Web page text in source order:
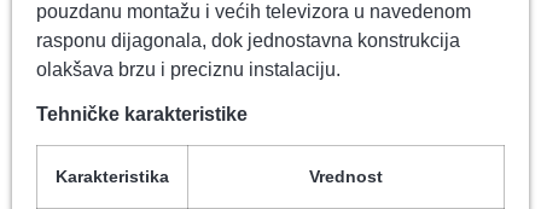
pouzdanu montažu i većih televizora u navedenom
rasponu dijagonala, dok jednostavna konstrukcija
olakšava brzu i preciznu instalaciju.
Tehničke karakteristike
Karakteristika Vrednost